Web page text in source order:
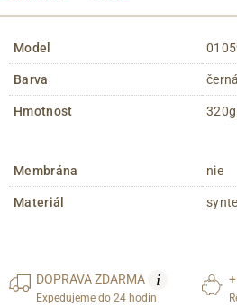
Model
Barva černá
Hmotnost
Membrána nie
Materiál
DOPRAVAZDARMA i
Expedujeme do 24 hodín